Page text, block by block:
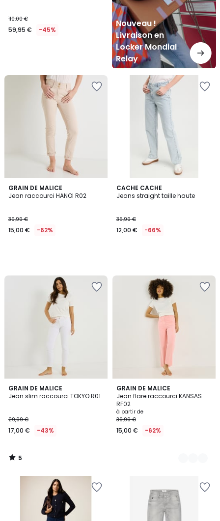
110,00 €
59,95 € -45%
Nouveau !
Livraison en
Locker Mondial
Relay
GRAIN DE MALICE
Jean raccourci HANOI R02
39,99 €
15,00 € -62%
CACHE CACHE
Jeans straight taille haute
35,99 €
12,00 € -66%
GRAIN DE MALICE
Jean slim raccourci TOKYO R01
29,99 €
17,00 € -43%
5
/
5
/
GRAIN DE MALICE
Jean flare raccourci KANSAS
RF02
à partir de
39,99 €
15,00 € -62%
2
Couleurs